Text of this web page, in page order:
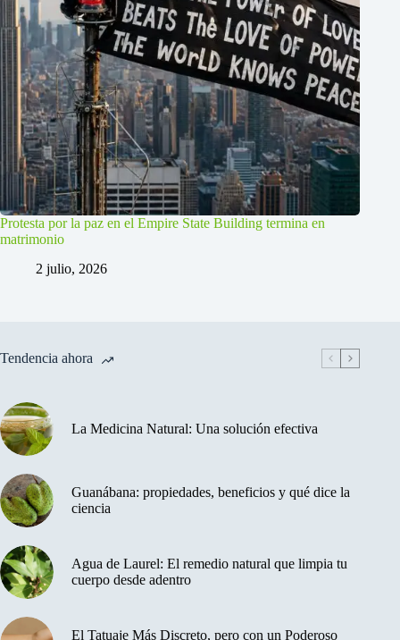
Protesta por la paz en el Empire State Building termina en
matrimonio
2 julio, 2026
Tendencia ahora
La Medicina Natural: Una solución efectiva
Guanábana: propiedades, beneficios y qué dice la
ciencia
Agua de Laurel: El remedio natural que limpia tu
cuerpo desde adentro
El Tatuaje Más Discreto, pero con un Poderoso